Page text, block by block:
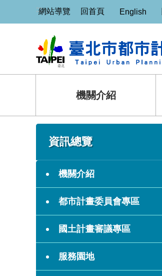
跳到主要內容區塊
:::網站導覽 回首頁 English
機關介紹
:::
資訊總覽
機關介紹
都市計畫委員會專區
國土計畫審議專區
服務園地